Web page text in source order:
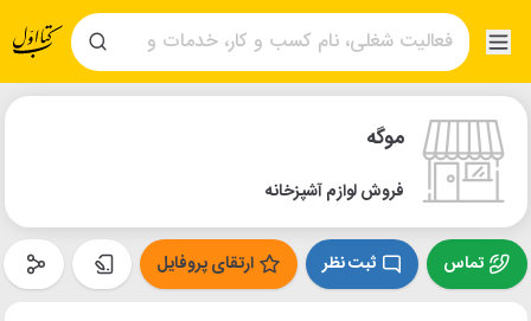
موگه
فروش لوازم آشپزخانه
تماس ثبت نظر ارتقای پروفایل